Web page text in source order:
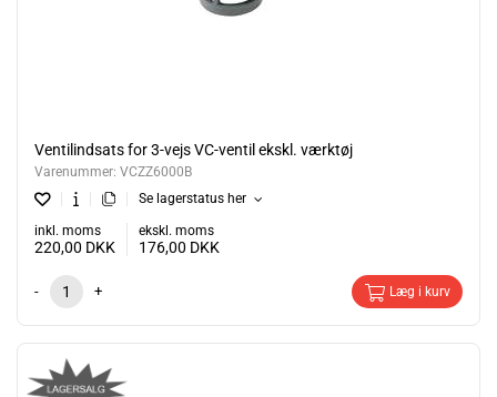
Ventilindsats for 3-vejs VC-ventil ekskl. værktøj
Varenummer: VCZZ6000B
Se lagerstatus her
inkl. moms
220,00 DKK
ekskl. moms
176,00 DKK
- + Læg i kurv